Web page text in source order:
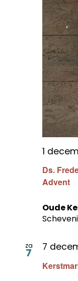
Ds.
Advent
1
Oude
za
7 7